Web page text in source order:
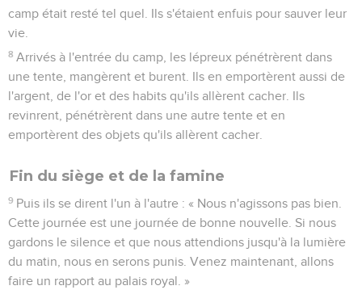
camp était resté tel quel. Ils s'étaient enfuis pour sauver leur
vie.
8 Arrivés à l'entrée du camp, les lépreux pénétrèrent dans
une tente, mangèrent et burent. Ils en emportèrent aussi de
l'argent, de l'or et des habits qu'ils allèrent cacher. Ils
revinrent, pénétrèrent dans une autre tente et en
emportèrent des objets qu'ils allèrent cacher.
Fin du siège et de la famine
9 Puis ils se dirent l'un à l'autre : « Nous n'agissons pas bien.
Cette journée est une journée de bonne nouvelle. Si nous
gardons le silence et que nous attendions jusqu'à la lumière
du matin, nous en serons punis. Venez maintenant, allons
faire un rapport au palais royal. »